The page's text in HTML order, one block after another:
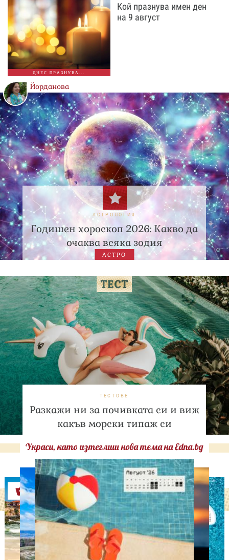
ДНЕС ПРАЗНУВА...
Кой празнува имен ден
на 9 август
Йорданова
АСТРОЛОГИЯ
Годишен хороскоп 2026: Какво да
очаква всяка зодия
АСТРО
ТЕСТОВЕ
Разкажи ни за почивката си и виж
какъв морски типаж си
Украси, като изтеглиш нова тема на Edna.bg
Оферти
АСТРОЛОГИЯ
Дневен хороскоп за 9
август, неделя